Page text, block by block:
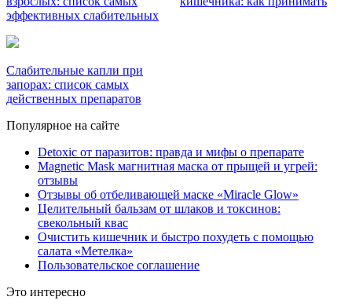
эффективных слабительных
Слабительные капли при
запорах: список самых
действенных препаратов
Популярное на сайте
Detoxic от паразитов: правда и мифы о препарате
Magnetic Mask магнитная маска от прыщей и угрей:
отзывы
Отзывы об отбеливающей маске «Miracle Glow»
Целительный бальзам от шлаков и токсинов:
свекольный квас
Очистить кишечник и быстро похудеть с помощью
салата «Метелка»
Пользовательское соглашение
Это интересно